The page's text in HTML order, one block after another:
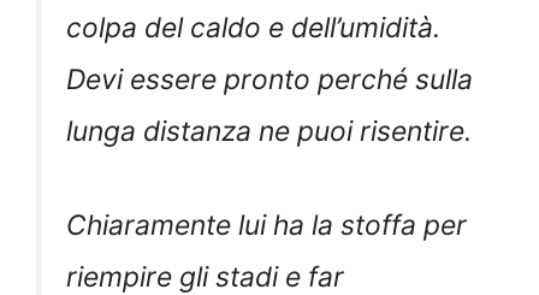
colpa del caldo e dell’umidità.
Devi essere pronto perché sulla
lunga distanza ne puoi risentire.
Chiaramente lui ha la stoffa per
riempire gli stadi e far